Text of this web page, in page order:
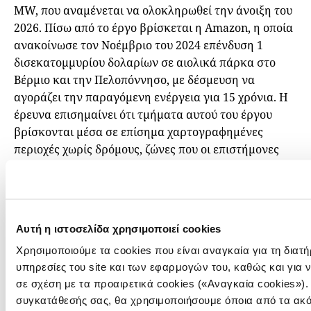
Αυτή η ιστοσελίδα χρησιμοποιεί cookies
Χρησιμοποιούμε τα cookies που είναι αναγκαία για τη
υπηρεσίες του site και των εφαρμογών του, καθώς και για
σε σχέση με τα προαιρετικά cookies («Αναγκαία
συγκατάθεσής σας, θα χρησιμοποιήσουμε όποια από τα
MW, που αναμένεται να ολοκληρωθεί την άνοιξη του
2026. Πίσω από το έργο βρίσκεται η Amazon, η οποία
ανακοίνωσε τον Νοέμβριο του 2024 επένδυση 1
δισεκατομμυρίου δολαρίων σε αιολικά πάρκα στο
Βέρμιο και την Πελοπόννησο, με δέσμευση να
αγοράζει την παραγόμενη ενέργεια για 15 χρόνια. Η
έρευνα επισημαίνει ότι τμήματα αυτού του έργου
βρίσκονται μέσα σε επίσημα χαρτογραφημένες
περιοχές χωρίς δρόμους, ζώνες που οι επιστήμονες
καύσιμα», σημειώνει η Καράβολα. «Αλλά με ποιους
όρους και με ποιο κόστος; Υπάρχει τρόπος να γίνει η
πράσινη μετάβαση, χωρίς να καταστρέφονται
ανέγγιχτες φυσικές περιοχές;»